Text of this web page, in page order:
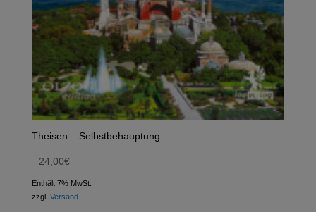
Theisen – Selbstbehauptung
24,00€
Enthält 7% MwSt.
zzgl. Versand